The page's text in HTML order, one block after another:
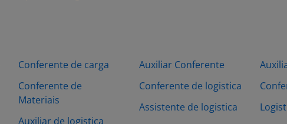
Conferente de carga
Conferente de
Materiais
Auxiliar de logistica
Auxiliar Conferente
Conferente de logistica
Assistente de logistica